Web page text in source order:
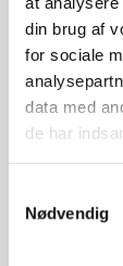
din brug af
for sociale
data med
de har
Nødvendig
Rør
æg og
til en
Form 16
Varm olien
hver side.